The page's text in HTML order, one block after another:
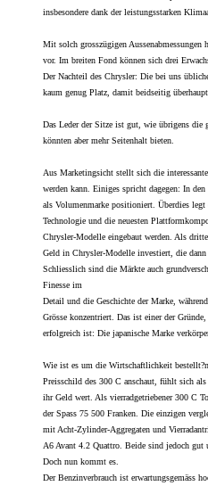
insbesondere dank der leistungsstarken
Mit solch grosszügigen Aussenabmessungen
vor. Im breiten Fond können sich drei
Der Nachteil des Chrysler: Die bei uns
kaum genug Platz, damit beidseitig überhaupt
Das Leder der Sitze ist gut, wie übrigens die
könnten aber mehr Seitenhalt bieten.
Aus Marketingsicht stellt sich die
werden kann. Einiges spricht dagegen: In
als Volumenmarke positioniert. Überdies legt
Technologie und die neuesten
Chrysler-Modelle eingebaut werden. Als
Geld in Chrysler-Modelle investiert, die dann
Schliesslich sind die Märkte auch
Finesse im
Detail und die Geschichte der Marke,
Grösse konzentriert. Das ist einer der
erfolgreich ist: Die japanische Marke
Wie ist es um die Wirtschaftlichkeit
Preisschild des 300 C anschaut, fühlt sich
ihr Geld wert. Als vierradgetriebener 300 C
der Spass 75 500 Franken. Die einzigen
mit Acht-Zylinder-Aggregaten und
A6 Avant 4.2 Quattro. Beide sind jedoch gut
Doch nun kommt es.
Der Benzinverbrauch ist erwartungsgemäss